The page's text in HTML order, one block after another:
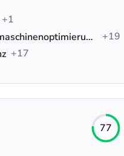
+1
Google-Anzeigen, Suchmaschinenoptimierung (SEO), Social-Media-Werbung
+19
+17
77